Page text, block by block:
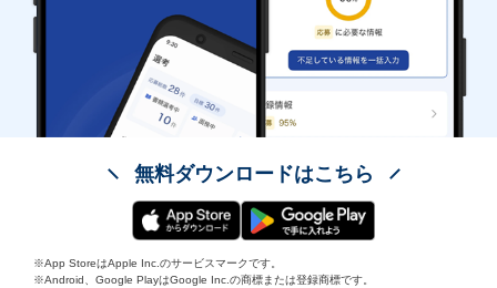
無料ダウンロードはこちら
※App StoreはApple Inc.のサービスマークです。
※Android、Google PlayはGoogle Inc.の商標または登録商標です。